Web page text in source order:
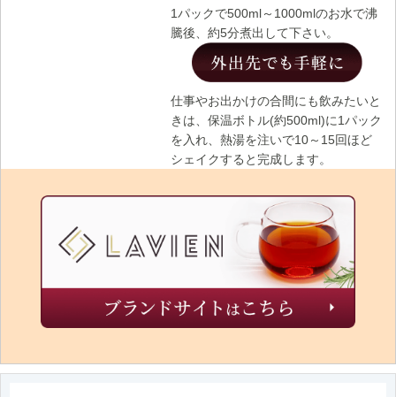
1パックで500ml～1000mlのお水で沸
騰後、約5分煮出して下さい。
仕事やお出かけの合間にも飲みたいと
きは、保温ボトル(約500ml)に1パック
を入れ、熱湯を注いで10～15回ほど
シェイクすると完成します。